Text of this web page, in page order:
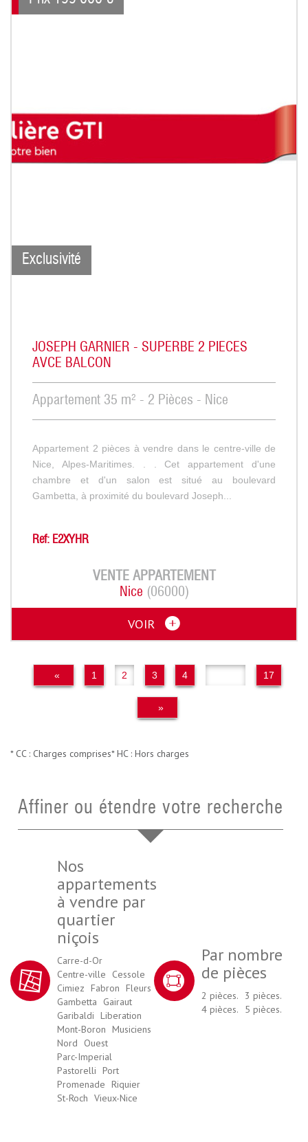
Exclusivité
JOSEPH GARNIER - SUPERBE 2 PIECES
AVCE BALCON
Appartement 35 m² - 2 Pièces - Nice
Appartement 2 pièces à vendre dans le centre-ville de
Nice, Alpes-Maritimes. . . Cet appartement d'une
chambre et d'un salon est situé au boulevard
Gambetta, à proximité du boulevard Joseph...
Ref: E2XYHR
VENTE APPARTEMENT
Nice (06000)
VOIR
« 1 2 3 4 17
»
* CC : Charges comprises* HC : Hors charges
Affiner ou étendre votre recherche
Nos
appartements
à vendre par
quartier
niçois
Carre-d-Or
Centre-ville
Cessole
Cimiez Fabron Fleurs
Gambetta
Gairaut
Garibaldi Liberation
Mont-Boron Musiciens
Nord
Ouest
Parc-Imperial
Pastorelli Port
Promenade Riquier
St-Roch Vieux-Nice
Par nombre
de pièces
2 pièces.
3 pièces.
4 pièces.
5 pièces.